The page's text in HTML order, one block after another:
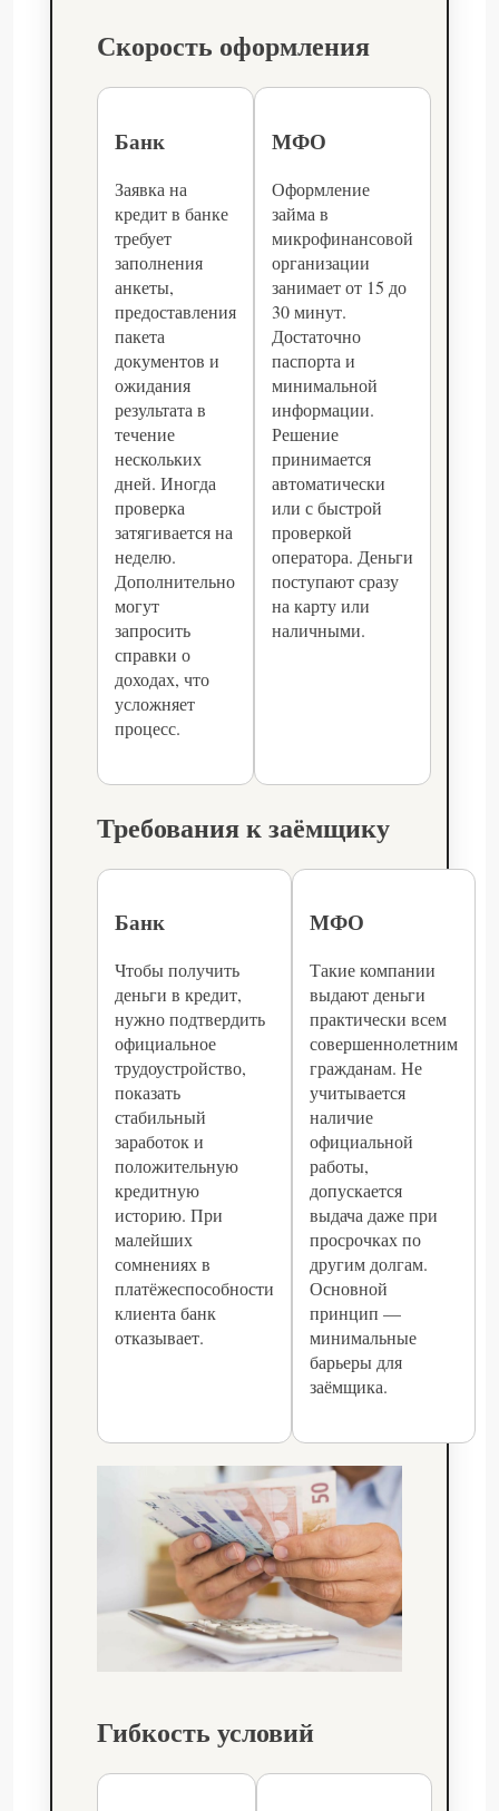
Скорость оформления
Банк
Заявка на
кредит в банке
требует
заполнения
анкеты,
предоставления
пакета
документов и
ожидания
результата в
течение
нескольких
дней. Иногда
проверка
затягивается на
неделю.
Дополнительно
могут
запросить
справки о
доходах, что
усложняет
процесс.
МФО
Оформление
займа в
микрофинансовой
организации
занимает от 15 до
30 минут.
Достаточно
паспорта и
минимальной
информации.
Решение
принимается
автоматически
или с быстрой
проверкой
оператора. Деньги
поступают сразу
на карту или
наличными.
Требования к заёмщику
Банк
Чтобы получить
деньги в кредит,
нужно подтвердить
официальное
трудоустройство,
показать
стабильный
заработок и
положительную
кредитную
историю. При
малейших
сомнениях в
платёжеспособности
клиента банк
отказывает.
МФО
Такие компании
выдают деньги
практически всем
совершеннолетним
гражданам. Не
учитывается
наличие
официальной
работы,
допускается
выдача даже при
просрочках по
другим долгам.
Основной
принцип —
минимальные
барьеры для
заёмщика.
Гибкость условий